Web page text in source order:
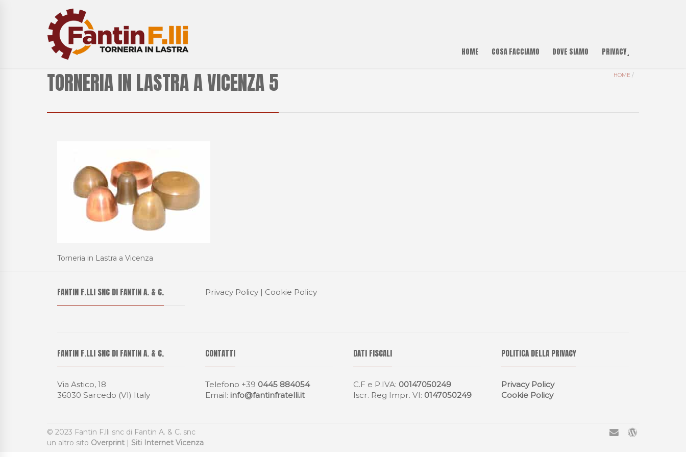
HOME COSA FACCIAMO DOVE SIAMO PRIVACY
HOME/
TORNERIA IN LASTRA A VICENZA 5
Torneria in Lastra a Vicenza
FANTIN F.LLI SNC DI FANTIN A. & C. Privacy Policy | Cookie Policy
FANTIN F.LLI SNC DI FANTIN A. & C.
Via Astico, 18
36030 Sarcedo (VI) Italy
CONTATTI
Telefono +39 0445 884054
Email: info@fantinfratelli.it
DATI FISCALI
C.F e P.IVA: 00147050249
Iscr. Reg Impr. VI: 0147050249
POLITICA DELLA PRIVACY
Privacy Policy
Cookie Policy
© 2023 Fantin F.lli snc di Fantin A. & C. snc
un altro sito Overprint | Siti Internet Vicenza